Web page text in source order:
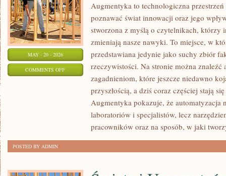
MAY - 20 - 2026
COMMENTS OFFON
INNOWATORZY
Augmentyka to technologiczna
poznawać świat innowacji oraz jego
stworzona z myślą o czytelnikach, którzy
zmieniają nasze nawyki. To miejsce, w
przedstawiana jedynie jako suchy zbiór
rzeczywistości. Na stronie można znaleźć
zagadnieniom, które jeszcze niedawno
przyszłością, a dziś coraz częściej stają
Augmentyka pokazuje, że automatyzacja
laboratoriów i specjalistów, lecz
pracowników oraz na sposób, w jaki
POSTED BY ADMIN